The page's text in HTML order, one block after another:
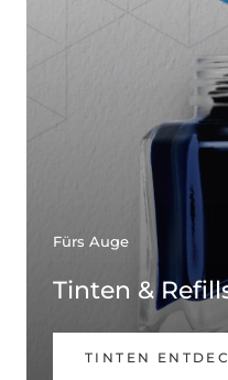
Fürs Auge
Tinten &
TINTEN